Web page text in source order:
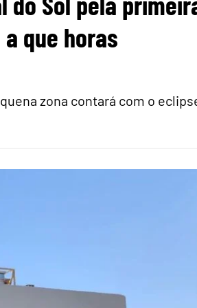
a que horas
zona contará com o